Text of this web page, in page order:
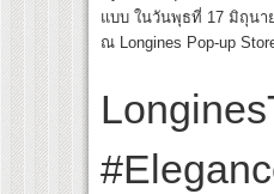
แบบ ในวันพุธที่ 17 มิถุนา
ณ Longines Pop-up